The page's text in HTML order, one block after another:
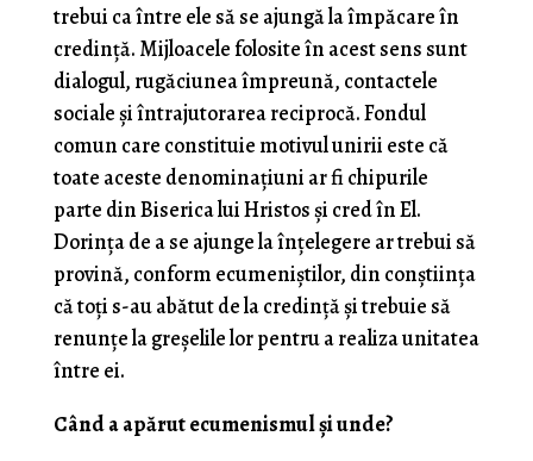
trebui ca între ele să se ajungă la împăcare în
credință. Mijloacele folosite în acest sens sunt
dialogul, rugăciunea împreună, contactele
sociale și întrajutorarea reciprocă. Fondul
comun care constituie motivul unirii este că
toate aceste denominațiuni ar fi chipurile
parte din Biserica lui Hristos și cred în El.
Dorința de a se ajunge la înțelegere ar trebui să
provină, conform ecumeniștilor, din conștiința
că toți s-au abătut de la credință și trebuie să
renunțe la greșelile lor pentru a realiza unitatea
între ei.
Când a apărut ecumenismul și unde?